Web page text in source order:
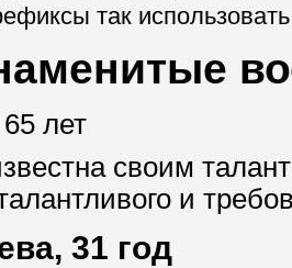
так
лет
своим
и
31 год